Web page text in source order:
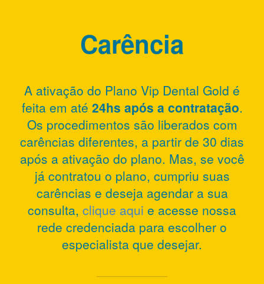
Carência
A ativação do Plano Vip Dental Gold é
feita em até 24hs após a contratação.
Os procedimentos são liberados com
carências diferentes, a partir de 30 dias
após a ativação do plano. Mas, se você
já contratou o plano, cumpriu suas
carências e deseja agendar a sua
consulta, clique aqui e acesse nossa
rede credenciada para escolher o
especialista que desejar.